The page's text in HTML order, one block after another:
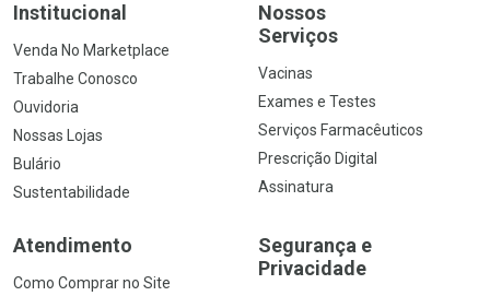
Institucional
Venda No Marketplace
Trabalhe Conosco
Ouvidoria
Nossas Lojas
Bulário
Sustentabilidade
Nossos
Serviços
Vacinas
Exames e Testes
Serviços Farmacêuticos
Prescrição Digital
Assinatura
Atendimento
Como Comprar no Site
Segurança e
Privacidade